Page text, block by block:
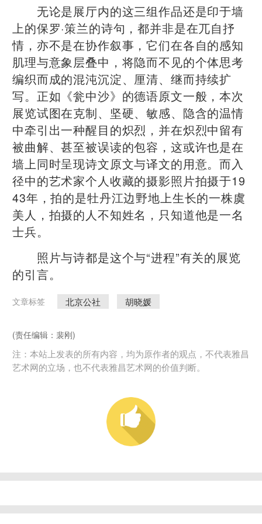
无论是展厅内的这三组作品还是印于墙
上的保罗·策兰的诗句，都并非是在兀自抒
情，亦不是在协作叙事，它们在各自的感知
肌理与意象层叠中，将隐而不见的个体思考
编织而成的混沌沉淀、厘清、继而持续扩
写。正如《瓮中沙》的德语原文一般，本次
展览试图在克制、坚硬、敏感、隐含的温情
中牵引出一种醒目的炽烈，并在炽烈中留有
被曲解、甚至被误读的包容，这或许也是在
墙上同时呈现诗文原文与译文的用意。而入
径中的艺术家个人收藏的摄影照片拍摄于19
43年，拍的是牡丹江边野地上生长的一株虞
美人，拍摄的人不知姓名，只知道他是一名
士兵。
照片与诗都是这个与“进程”有关的展览
的引言。
文章标签 北京公社 胡晓媛
(责任编辑：裴刚)
注：本站上发表的所有内容，均为原作者的观点，不代表雅昌
艺术网的立场，也不代表雅昌艺术网的价值判断。